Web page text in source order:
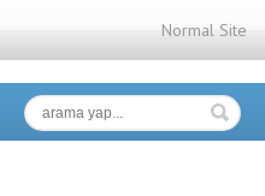
Normal Site